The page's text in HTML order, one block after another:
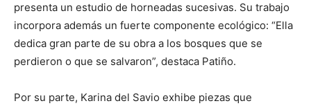
presenta un estudio de horneadas sucesivas. Su trabajo
incorpora además un fuerte componente ecológico: “Ella
dedica gran parte de su obra a los bosques que se
perdieron o que se salvaron”, destaca Patiño.
Por su parte, Karina del Savio exhibe piezas que